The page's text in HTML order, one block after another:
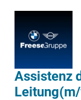
Assistenz